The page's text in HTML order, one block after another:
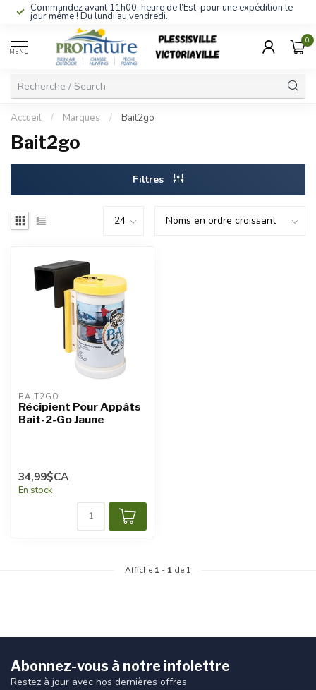
Commandez avant 11h00, heure de l’Est, pour une expédition le
jour même ! Du lundi au vendredi.
MENU
0
Accueil / Marques / Bait2go
Bait2go
Filtres
BAIT2GO
Récipient Pour Appâts
Bait-2-Go Jaune
34,99$CA
En stock
Affiche 1 - 1 de 1
Abonnez-vous à notre infolettre
Restez à jour avec nos dernières offres